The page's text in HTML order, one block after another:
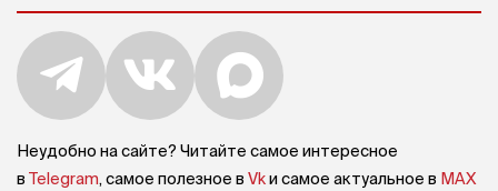
Неудобно на сайте? Читайте самое интересное
в Telegram, самое полезное в Vkи самое актуальное в MAX